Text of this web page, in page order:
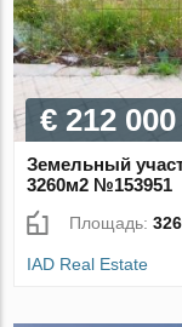
€ 212 000
Земельный
3260м2 №153951
Площадь:
IAD Real Estate